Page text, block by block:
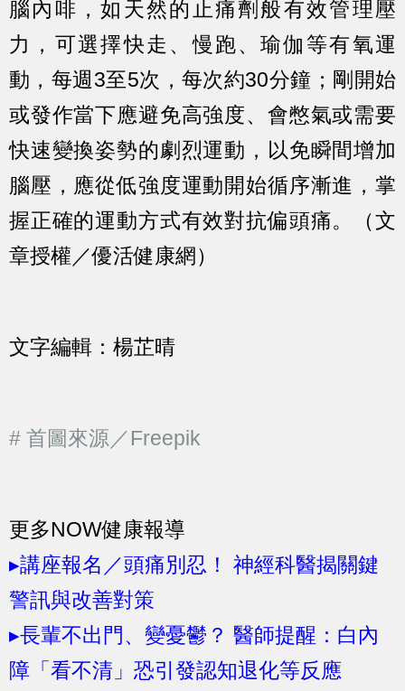
腦內啡，如天然的止痛劑般有效管理壓
力，可選擇快走、慢跑、瑜伽等有氧運
動，每週3至5次，每次約30分鐘；剛開始
或發作當下應避免高強度、會憋氣或需要
快速變換姿勢的劇烈運動，以免瞬間增加
腦壓，應從低強度運動開始循序漸進，掌
握正確的運動方式有效對抗偏頭痛。（文
章授權／優活健康網）
文字編輯：楊芷晴
# 首圖來源／Freepik
更多NOW健康報導
▸講座報名／頭痛別忍！ 神經科醫揭關鍵
警訊與改善對策
▸長輩不出門、變憂鬱？ 醫師提醒：白內
障「看不清」恐引發認知退化等反應